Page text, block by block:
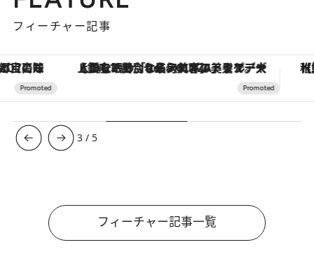
フィーチャー記事
【銀座で出合う最旬美容】美髪ケアや上質な眠り…セルフケアのアップデートから、特別な名入れギフトまで。大人のための「ReFa GINZA」クルーズ 【夏限定ディナーコース】旬を
3 / 5
フィーチャー記事一覧